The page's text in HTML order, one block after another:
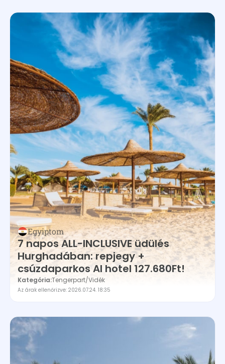
Egyiptom
7 napos ALL-INCLUSIVE üdülés
Hurghadában: repjegy +
csúzdaparkos AI hotel 127.680Ft!
Kategória:Tengerpart/Vidék
Az árak ellenőrizve: 2026.07.24. 18:35